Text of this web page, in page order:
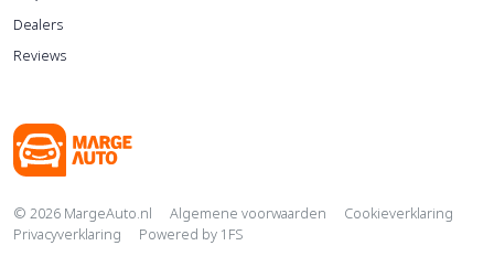
Dealers
Reviews
Copyright navigation
© 2026 MargeAuto.nl Algemene voorwaarden
Cookieverklaring
Privacyverklaring
Powered by 1FS